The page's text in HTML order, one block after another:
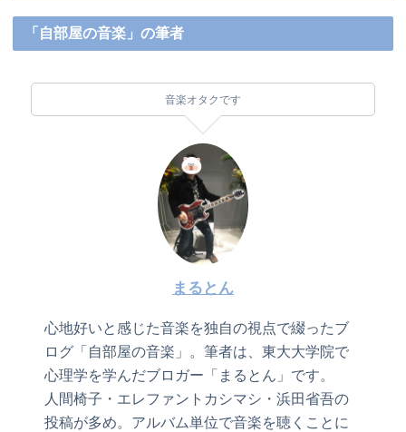
「自部屋の音楽」の筆者
音楽オタクです
まるとん
心地好いと感じた音楽を独自の視点で綴ったブ
ログ「自部屋の音楽」。筆者は、東大大学院で
心理学を学んだブロガー「まるとん」です。
人間椅子・エレファントカシマシ・浜田省吾の
投稿が多め。アルバム単位で音楽を聴くことに